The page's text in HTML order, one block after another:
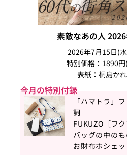
素敵なあの人
2026年7月15日(
特別価格：1890
表紙：桐島か
今月の特別付録
「ハマトラ」
詞
FUKUZO［フク
バッグの中の
お財布ポシェッ